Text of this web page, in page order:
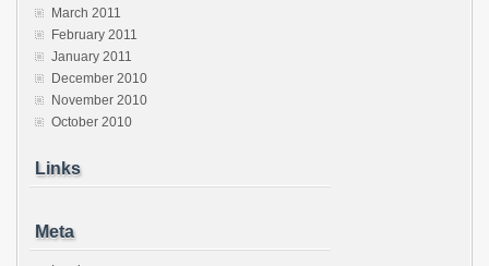
March 2011
February 2011
January 2011
December 2010
November 2010
October 2010
Links
Meta